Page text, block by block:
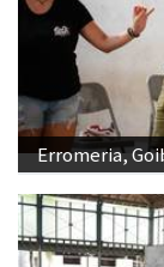
Erromeria,